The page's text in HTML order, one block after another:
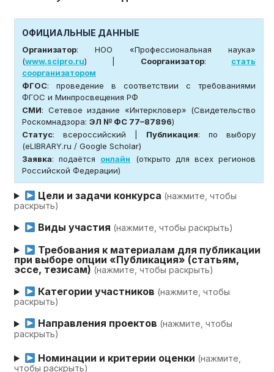
ОФИЦИАЛЬНЫЕ ДАННЫЕ
Организатор: НОО «Профессиональная наука»
(www.scipro.ru) | Соорганизатор: стать
соорганизатором
ФГОС: проведение в соответствии с требованиями
ФГОС и Минпросвещения РФ
СМИ: Сетевое издание «Интеркловер» (Свидетельство
Роскомнадзора:ЭЛ № ФС 77–87896)
Статус: всероссийский | Публикация: по выбору
(eLIBRARY.ru / Google Scholar)
Заявка: подаётся онлайн (открыто для всех регионов
Российской Федерации)
Цели и задачи конкурса (нажмите, чтобы
раскрыть)
Виды участия (нажмите, чтобы раскрыть)
Требования к материалам для публикации
при выборе опции «Публикация» (статьям,
эссе, тезисам)(нажмите, чтобы раскрыть)
Категории участников (нажмите, чтобы
раскрыть)
Направления проектов (нажмите, чтобы
раскрыть)
Номинации и критерии оценки (нажмите,
чтобы раскрыть)